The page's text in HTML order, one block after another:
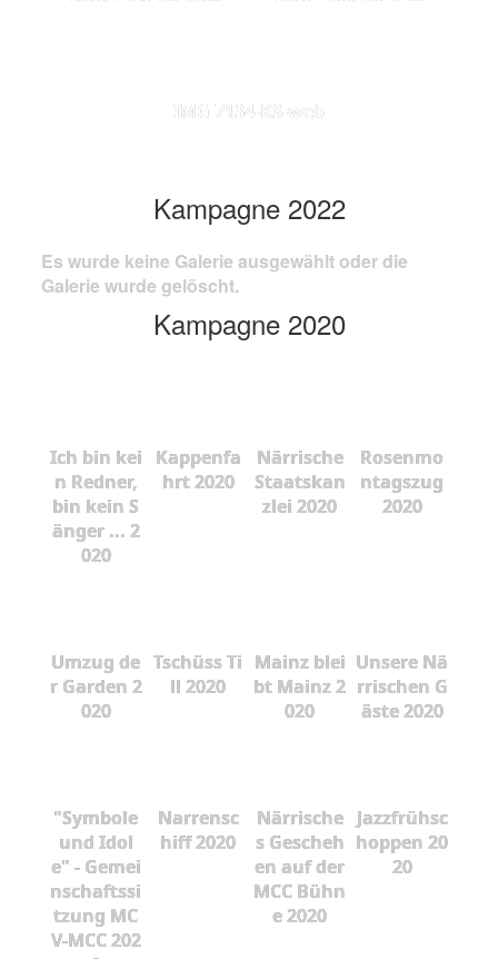
IMG 7134-KS-web
Kampagne 2022
Es wurde keine Galerie ausgewählt oder die
Galerie wurde gelöscht.
Kampagne 2020
Ich bin kei
n Redner,
bin kein S
änger ... 2
020
Kappenfa
hrt 2020
Närrische
Staatskan
zlei 2020
Rosenmo
ntagszug
2020
Umzug de
r Garden 2
020
Tschüss Ti
ll 2020
Mainz blei
bt Mainz 2
020
Unsere Nä
rrischen G
äste 2020
"Symbole
und Idol
e" - Gemei
nschaftssi
tzung MC
V-MCC 202
Narrensc
hiff 2020
Närrische
s Gescheh
en auf der
MCC Bühn
e 2020
Jazzfrühsc
hoppen 20
20